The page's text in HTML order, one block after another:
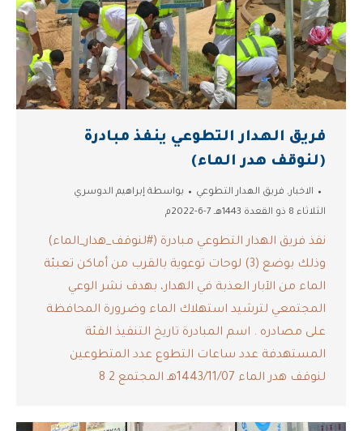
فريق الهدار التطوعي ينفذ مبادرة
(لنوقف هدر الماء)
الاخبار , فريق الهدار التطوعي بواسطة إبراهيم الدوسري
الثلاثاء 8 ذو القعدة 1443هـ 7-6-2022م
نفذ فريق الهدار التطوعي مبادرة (#لنوقف_هدار_الماء)
وذلك بوضع (3) لوحات توعوية بالقرب من أماكن تعبئة
الماء من الآبار العذبة في الهدار، بهدف نشر الوعي
المجتمعي لترشيد استهلاك الماء وضرورة المحافظة
على مصادره . اسم المبادرة تاريخ التنفيذ الفئة
المستهدفة عدد ساعات التطوع عدد المتطوعين
لنوقف هدر الماء 1443/11/07هـ المجتمع 2 8